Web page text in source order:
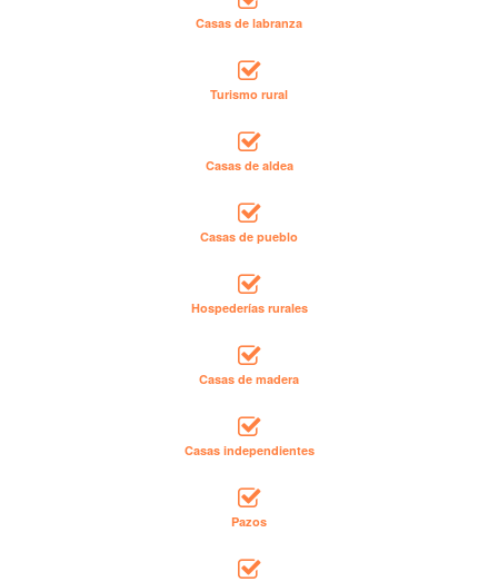
Casas de labranza
Turismo rural
Casas de aldea
Casas de pueblo
Hospederías rurales
Casas de madera
Casas independientes
Pazos